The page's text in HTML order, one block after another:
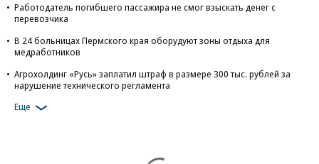
Работодатель погибшего пассажира не смог взыскать денег с
перевозчика
В 24 больницах Пермского края оборудуют зоны отдыха для
медработников
Агрохолдинг «Русь» заплатил штраф в размере 300 тыс. рублей за
нарушение технического регламента
Еще